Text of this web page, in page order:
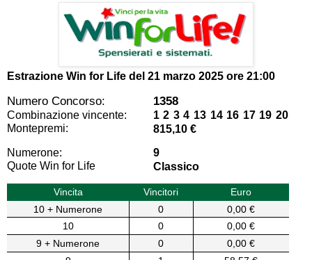
Estrazione Win for Life del 21 marzo 2025 ore 21:00
Numero Concorso: 1358
Combinazione vincente:
1 2 3 4 13 14 16 17 19 20
Montepremi:
815,10 €
Numerone:
9
Quote Win for Life
Classico
Vincita Vincitori
Euro
10 + Numerone
0
0,00 €
10
0
0,00 €
9 + Numerone
0
0,00 €